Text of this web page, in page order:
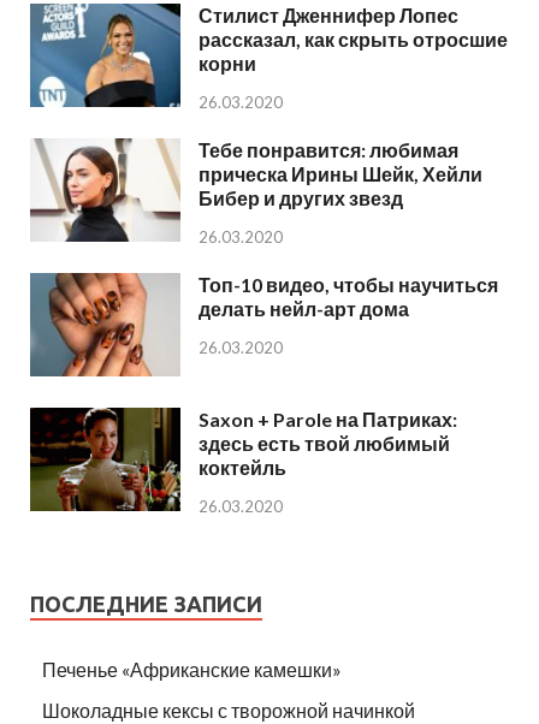
Стилист Дженнифер Лопес
рассказал, как скрыть отросшие
корни
26.03.2020
Тебе понравится: любимая
прическа Ирины Шейк, Хейли
Бибер и других звезд
26.03.2020
Топ-10 видео, чтобы научиться
делать нейл-арт дома
26.03.2020
Saxon + Parole на Патриках:
здесь есть твой любимый
коктейль
26.03.2020
ПОСЛЕДНИЕ ЗАПИСИ
Печенье «Африканские камешки»
Шоколадные кексы с творожной начинкой